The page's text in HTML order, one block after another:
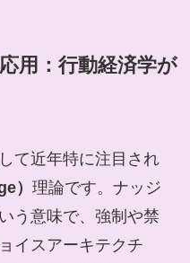
用：行動経済学が
て近年特に注目され
） 理論です。ナッジ
う意味で、強制や禁
イスアーキテクチ